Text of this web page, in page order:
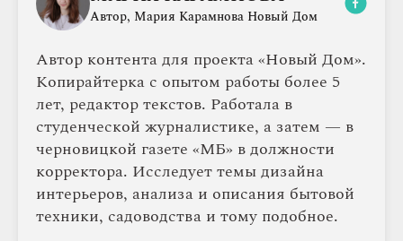
Автор, Мария Карамнова Новый Дом
Автор контента для проекта «Новый Дом».
Копирайтерка с опытом работы более 5
лет, редактор текстов. Работала в
студенческой журналистике, а затем — в
черновицкой газете «МБ» в должности
корректора. Исследует темы дизайна
интерьеров, анализа и описания бытовой
техники, садоводства и тому подобное.